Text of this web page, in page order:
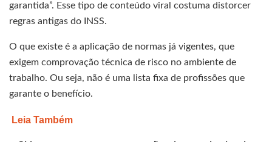
garantida”. Esse tipo de conteúdo viral costuma distorcer
regras antigas do INSS.
O que existe é a aplicação de normas já vigentes, que
exigem comprovação técnica de risco no ambiente de
trabalho. Ou seja, não é uma lista fixa de profissões que
garante o benefício.
Leia Também